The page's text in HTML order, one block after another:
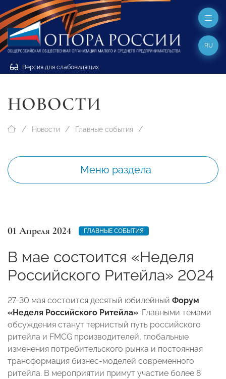
Версия для слабовидящих
RU
НОВОСТИ
Новости Главные события
Меню раздела
01 Апреля 2024 ГЛАВНЫЕ СОБЫТИЯ
В мае состоится «Неделя
Российского Ритейла» 2024
27-30 мая состоится десятый юбилейный Форум
«Неделя Российского Ритейла». Главными темами
обсуждения станут тернистый путь российского
ритейла и FMCG производителей, глобальные
изменения потребительского рынка и постоянная
трансформация бизнес-моделей современного
ритейла. В мероприятии примут участие более 8